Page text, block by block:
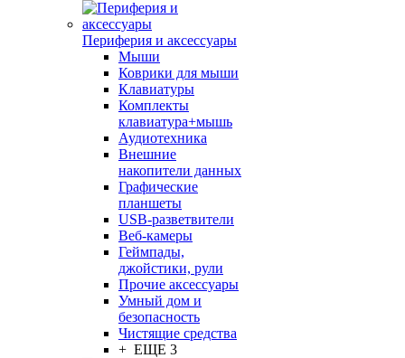
Периферия и аксессуары
Мыши
Коврики для мыши
Клавиатуры
Комплекты
клавиатура+мышь
Аудиотехника
Внешние
накопители данных
Графические
планшеты
USB-разветвители
Веб-камеры
Геймпады,
джойстики, рули
Прочие аксессуары
Умный дом и
безопасность
Чистящие средства
+ ЕЩЕ 3